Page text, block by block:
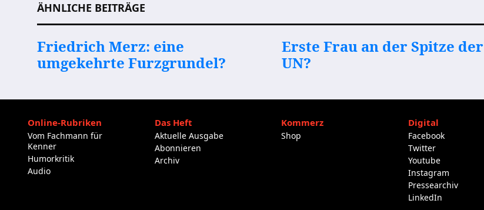
ÄHNLICHE BEITRÄGE
Friedrich Merz: eine
umgekehrte Furzgrundel?
Erste Frau an der Spitze der
UN?
Online-Rubriken
Vom Fachmann für
Kenner
Humorkritik
Audio
Das Heft
Aktuelle Ausgabe
Abonnieren
Archiv
Kommerz
Shop
Digital
Facebook
Twitter
Youtube
Instagram
Pressearchiv
LinkedIn